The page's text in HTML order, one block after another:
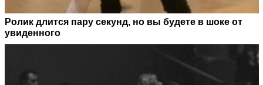
Ролик длится пару секунд, но вы будете в шоке от
увиденного